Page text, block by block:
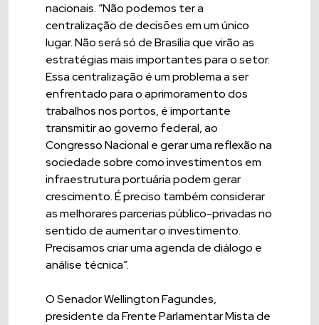
nacionais. “Não podemos ter a
centralização de decisões em um único
lugar. Não será só de Brasília que virão as
estratégias mais importantes para o setor.
Essa centralização é um problema a ser
enfrentado para o aprimoramento dos
trabalhos nos portos, é importante
transmitir ao governo federal, ao
Congresso Nacional e gerar uma reflexão na
sociedade sobre como investimentos em
infraestrutura portuária podem gerar
crescimento. É preciso também considerar
as melhorares parcerias público-privadas no
sentido de aumentar o investimento.
Precisamos criar uma agenda de diálogo e
análise técnica”.
O Senador Wellington Fagundes,
presidente da Frente Parlamentar Mista de